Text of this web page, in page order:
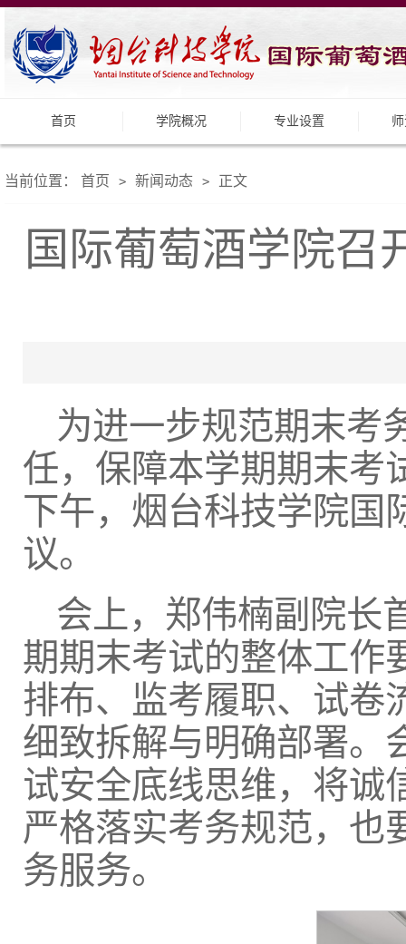
首页 学院概况 专业设置
当前位置： 首页 > 新闻动态 > 正文
国际葡萄酒学院召
为进一步规范期末考
任，保障本学期期末考
下午，烟台科技学院国
议。
会上，郑伟楠副院长
期期末考试的整体工作
排布、监考履职、试卷
细致拆解与明确部署。
试安全底线思维，将诚
严格落实考务规范，也
务服务。